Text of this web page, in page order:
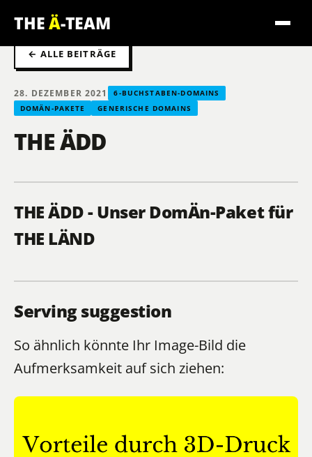
THEÄ-TEAM
← ALLE BEITRÄGE
28. DEZEMBER 2021
6-BUCHSTABEN-DOMAINS
DOMÄN-PAKETE
GENERISCHE DOMAINS
THE ÄDD
THE ÄDD - Unser DomÄn-Paket für
THE LÄND
Serving suggestion
So ähnlich könnte Ihr Image-Bild die
Aufmerksamkeit auf sich ziehen: